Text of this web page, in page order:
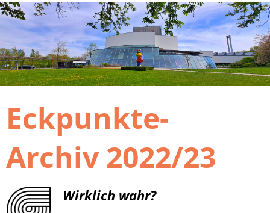
Eckpunkte-
Archiv 2022/23
Wirklich wahr?